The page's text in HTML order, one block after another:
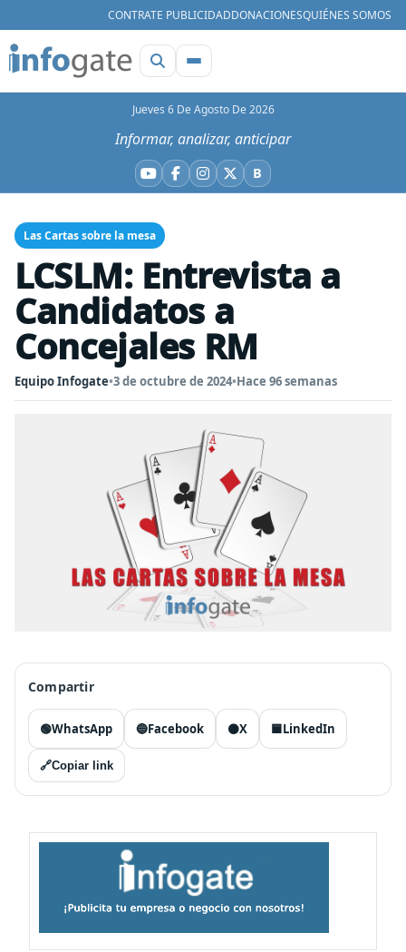
CONTRATE PUBLICIDADDONACIONESQUIÉNES SOMOS
Jueves 6 De Agosto De 2026
Informar, analizar, anticipar
YouTube
Facebook
Instagram
X BBluesky
Las Cartas sobre la mesa
LCSLM: Entrevista a
Candidatos a
Concejales RM
Equipo Infogate•3 de octubre de 2024•Hace 96 semanas
Compartir
🟢WhatsApp 🔵Facebook ⚫X 🟦LinkedIn
🔗Copiar link